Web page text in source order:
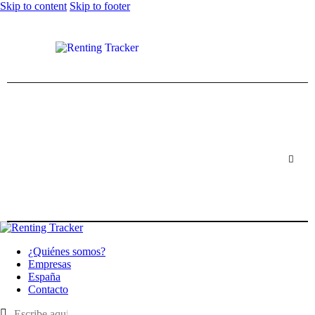
Skip to content Skip to footer
¿Quiénes somos?
Empresas
España
Contacto